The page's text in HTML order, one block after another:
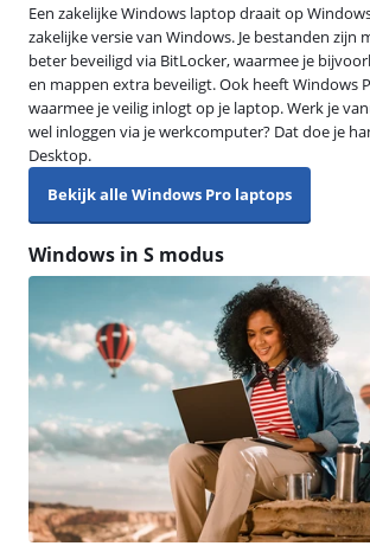
Een zakelijke Windows laptop draait op
zakelijke versie van Windows. Je bestanden zijn
beter beveiligd via BitLocker, waarmee je
en mappen extra beveiligt. Ook heeft Windows
waarmee je veilig inlogt op je laptop. Werk je
wel inloggen via je werkcomputer? Dat doe je
Desktop.
Bekijk alle Windows Pro laptops
Windows in S modus